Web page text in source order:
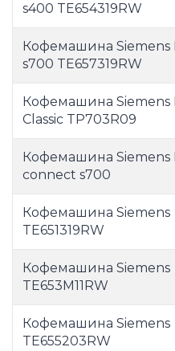
s400 TE654319RW
Кофемашина Siemens
s700 TE657319RW
Кофемашина Siemens
Classic TP703R09
Кофемашина Siemens
connect s700
Кофемашина Siemens
TE651319RW
Кофемашина Siemens
TE653M11RW
Кофемашина Siemens
TE655203RW